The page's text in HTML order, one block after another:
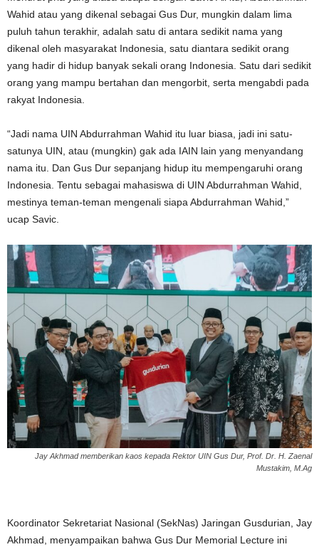
Wahid atau yang dikenal sebagai Gus Dur, mungkin dalam lima
puluh tahun terakhir, adalah satu di antara sedikit nama yang
dikenal oleh masyarakat Indonesia, satu diantara sedikit orang
yang hadir di hidup banyak sekali orang Indonesia. Satu dari sedikit
orang yang mampu bertahan dan mengorbit, serta mengabdi pada
rakyat Indonesia.
“Jadi nama UIN Abdurrahman Wahid itu luar biasa, jadi ini satu-
satunya UIN, atau (mungkin) gak ada IAIN lain yang menyandang
nama itu. Dan Gus Dur sepanjang hidup itu mempengaruhi orang
Indonesia. Tentu sebagai mahasiswa di UIN Abdurrahman Wahid,
mestinya teman-teman mengenali siapa Abdurrahman Wahid,”
ucap Savic.
Jay Akhmad memberikan kaos kepada Rektor UIN Gus Dur, Prof. Dr. H. Zaenal
Mustakim, M.Ag
Koordinator Sekretariat Nasional (SekNas) Jaringan Gusdurian, Jay
Akhmad, menyampaikan bahwa Gus Dur Memorial Lecture ini